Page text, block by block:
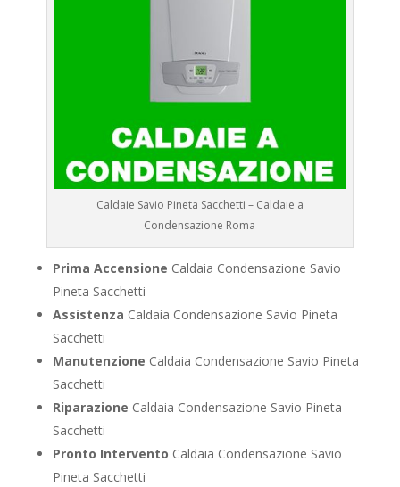
Caldaie Savio Pineta Sacchetti – Caldaie a
Condensazione Roma
Prima Accensione Caldaia Condensazione Savio
Pineta Sacchetti
Assistenza Caldaia Condensazione Savio Pineta
Sacchetti
Manutenzione Caldaia Condensazione Savio Pineta
Sacchetti
Riparazione Caldaia Condensazione Savio Pineta
Sacchetti
Pronto Intervento Caldaia Condensazione Savio
Pineta Sacchetti